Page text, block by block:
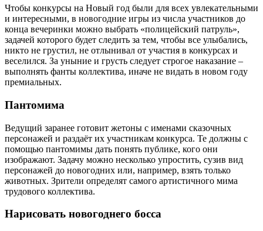
Чтобы конкурсы на Новый год были для всех увлекательными
и интересными, в новогодние игры из числа участников до
конца вечеринки можно выбрать «полицейский патруль»,
задачей которого будет следить за тем, чтобы все улыбались,
никто не грустил, не отлынивал от участия в конкурсах и
веселился. За уныние и грусть следует строгое наказание –
выполнять фанты коллектива, иначе не видать в новом году
премиальных.
Пантомима
Ведущий заранее готовит жетоны с именами сказочных
персонажей и раздаёт их участникам конкурса. Те должны с
помощью пантомимы дать понять публике, кого они
изображают. Задачу можно несколько упростить, сузив вид
персонажей до новогодних или, например, взять только
животных. Зрители определят самого артистичного мима
трудового коллектива.
Нарисовать новогоднего босса